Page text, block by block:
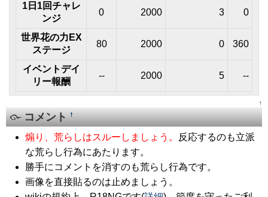
1日1回チャレ
ンジ
0 2000 3 0
世界花の力EX
ステージ
80 2000 0 360
イベントデイ
リー報酬
-- 2000 5 --
↑
コメント†
煽り、荒らしはスルーしましょう。 反応するのも立派
な荒らし行為にあたります。
勝手にコメントを消すのも荒らし行為です。
画像を直接貼るのは止めましょう。